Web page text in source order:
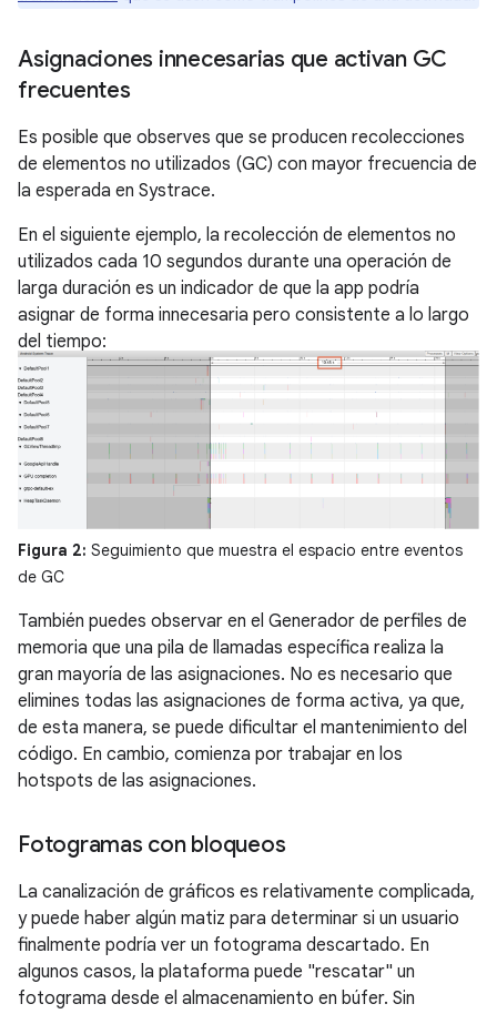
Asignaciones innecesarias que activan GC
frecuentes
Es posible que observes que se producen recolecciones
de elementos no utilizados (GC) con mayor frecuencia de
la esperada en Systrace.
En el siguiente ejemplo, la recolección de elementos no
utilizados cada 10 segundos durante una operación de
larga duración es un indicador de que la app podría
asignar de forma innecesaria pero consistente a lo largo
del tiempo:
Figura 2: Seguimiento que muestra el espacio entre eventos
de GC
También puedes observar en el Generador de perfiles de
memoria que una pila de llamadas específica realiza la
gran mayoría de las asignaciones. No es necesario que
elimines todas las asignaciones de forma activa, ya que,
de esta manera, se puede dificultar el mantenimiento del
código. En cambio, comienza por trabajar en los
hotspots de las asignaciones.
Fotogramas con bloqueos
La canalización de gráficos es relativamente complicada,
y puede haber algún matiz para determinar si un usuario
finalmente podría ver un fotograma descartado. En
algunos casos, la plataforma puede "rescatar" un
fotograma desde el almacenamiento en búfer. Sin